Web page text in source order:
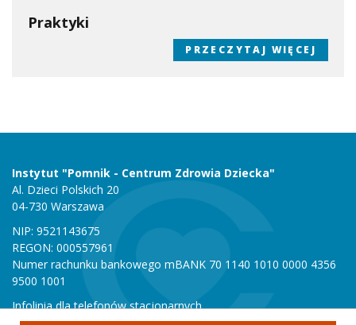
Praktyki
PRZECZYTAJ WIĘCEJ
Instytut "Pomnik - Centrum Zdrowia Dziecka"
Al. Dzieci Polskich 20
04-730 Warszawa
NIP: 9521143675
REGON: 000557961
Numer rachunku bankowego mBANK 70 1140 1010 0000 4356
9500 1001
Infolinia dla telefonów stacjonarnych